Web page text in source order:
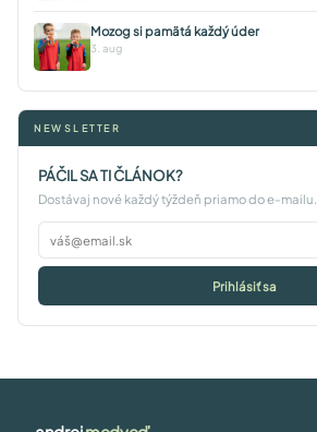
Mozog si pamätá každý úder
3. aug
NEWSLETTER
PÁČIL SA TI ČLÁNOK?
Dostávaj nové každý týždeň priamo do e-mailu.
Prihlásiť sa